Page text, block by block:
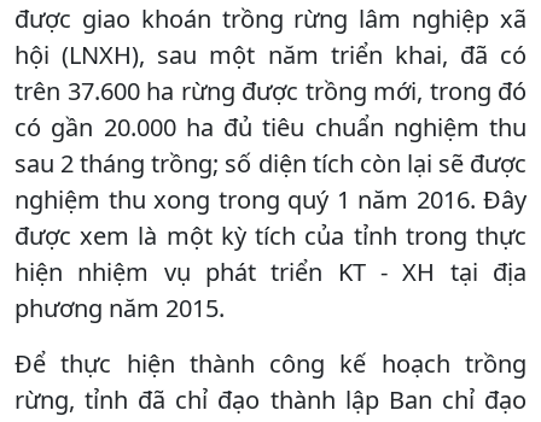
được giao khoán trồng rừng lâm nghiệp xã
hội (LNXH), sau một năm triển khai, đã có
trên 37.600 ha rừng được trồng mới, trong đó
có gần 20.000 ha đủ tiêu chuẩn nghiệm thu
sau 2 tháng trồng; số diện tích còn lại sẽ được
nghiệm thu xong trong quý 1 năm 2016. Đây
được xem là một kỳ tích của tỉnh trong thực
hiện nhiệm vụ phát triển KT - XH tại địa
phương năm 2015.
Để thực hiện thành công kế hoạch trồng
rừng, tỉnh đã chỉ đạo thành lập Ban chỉ đạo